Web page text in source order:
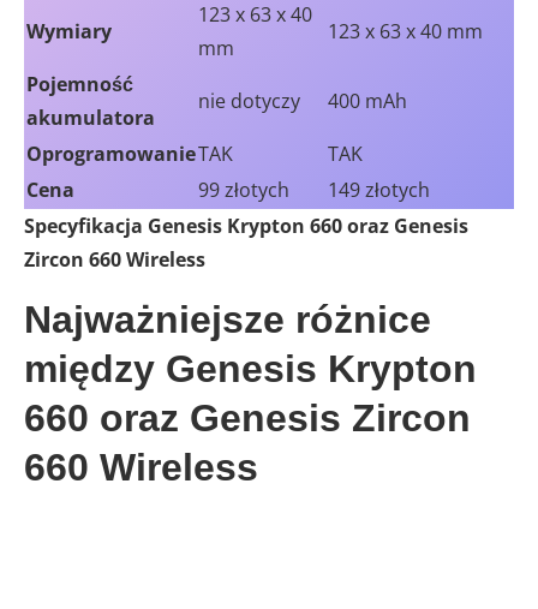
Wymiary
123 x 63 x 40
mm
123 x 63 x 40 mm
Pojemność
akumulatora
nie dotyczy
400 mAh
OprogramowanieTAK
TAK
Cena
99 złotych
149 złotych
Specyfikacja Genesis Krypton 660 oraz Genesis
Zircon 660 Wireless
Najważniejsze różnice
między Genesis Krypton
660 oraz Genesis Zircon
660 Wireless